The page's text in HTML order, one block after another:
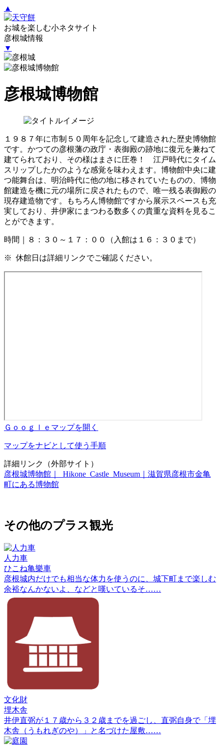
▲
お城を楽しむ小ネタサイト
彦根城情報
▼
彦根城博物館
１９８７年に市制５０周年を記念して建造された歴史博物館
です。かつての彦根藩の政庁・表御殿の跡地に復元を兼ねて
建てられており、その様はまさに圧巻！ 江戸時代にタイム
スリップしたかのような感覚を味わえます。博物館中央に建
つ能舞台は、明治時代に他の地に移されていたものの、博物
館建造を機に元の場所に戻されたもので、唯一残る表御殿の
現存建造物です。もちろん博物館ですから展示スペースも充
実しており、井伊家にまつわる数多くの貴重な資料を見るこ
とができます。
時間｜８：３０～１７：００（入館は１６：３０まで）
※ 休館日は詳細リンクでご確認ください。
Ｇｏｏｇｌｅマップを開く
マップをナビとして使う手順
詳細リンク（外部サイト）
彦根城博物館｜ Hikone Castle Museum｜滋賀県彦根市金亀
町にある博物館
その他のプラス観光
人力車
ひこね亀樂車
彦根城内だけでも相当な体力を使うのに、城下町まで楽しむ
余裕なんかないよ、などと嘆いているそ……
文化財
埋木舎
井伊直弼が１７歳から３２歳までを過ごし、直弼自身で「埋
木舎（うもれぎのや）」と名づけた屋敷……